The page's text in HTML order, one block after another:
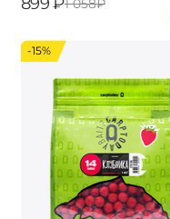
‍1 058‍₽
-15%